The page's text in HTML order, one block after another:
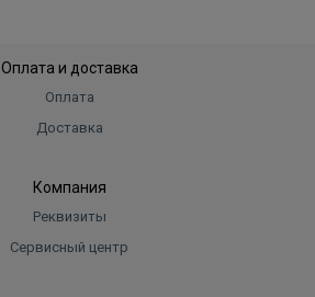
Оплата и доставка
Оплата
Доставка
Компания
Реквизиты
Сервисный центр